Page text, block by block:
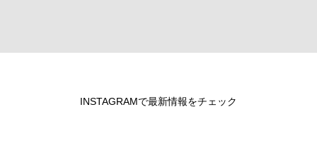
INSTAGRAMで最新情報をチェック